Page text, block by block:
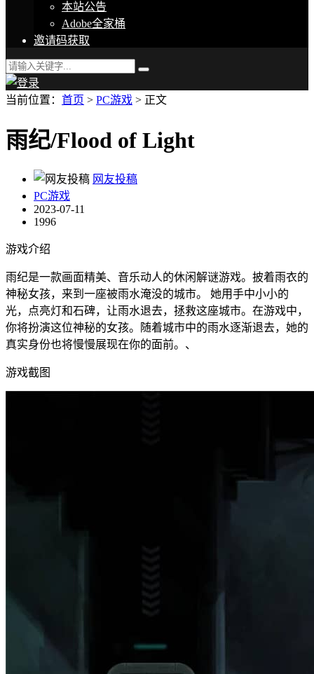
本站公告
Adobe全家桶
邀请码获取
当前位置： 首页 > PC游戏 > 正文
雨纪/Flood of Light
网友投稿
PC游戏
2023-07-11
1996
游戏介绍
雨纪是一款画面精美、音乐动人的休闲解谜游戏。披着雨衣的
神秘女孩，来到一座被雨水淹没的城市。 她用手中小小的
光，点亮灯和石碑，让雨水退去，拯救这座城市。在游戏中，
你将扮演这位神秘的女孩。随着城市中的雨水逐渐退去，她的
真实身份也将慢慢展现在你的面前。、
游戏截图